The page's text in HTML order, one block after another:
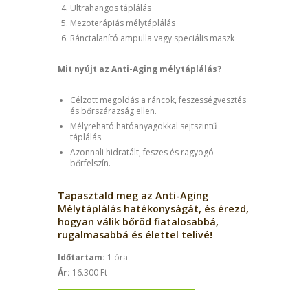
Ultrahangos táplálás
Mezoterápiás mélytáplálás
Ránctalanító ampulla vagy speciális maszk
Mit nyújt az Anti-Aging mélytáplálás?
Célzott megoldás a ráncok, feszességvesztés
és bőrszárazság ellen.
Mélyreható hatóanyagokkal sejtszintű
táplálás.
Azonnali hidratált, feszes és ragyogó
bőrfelszín.
Tapasztald meg az Anti-Aging
Mélytáplálás hatékonyságát, és érezd,
hogyan válik bőröd fiatalosabbá,
rugalmasabbá és élettel telivé!
Időtartam: 1 óra
Ár: 16.300 Ft